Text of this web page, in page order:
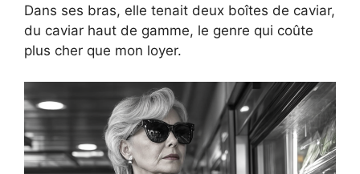
Dans ses bras, elle tenait deux boîtes de caviar,
du caviar haut de gamme, le genre qui coûte
plus cher que mon loyer.